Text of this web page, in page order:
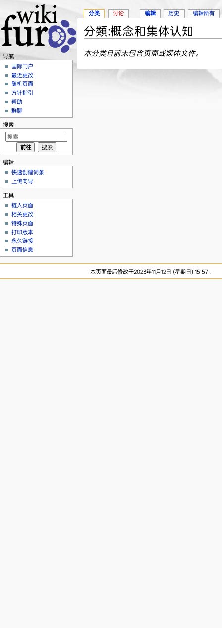
分類:概念和集体认知
本分类目前未包含页面或媒体文件。
分类 讨论 编辑 历史 编辑所有
导航
国际门户
最近更改
随机页面
方针指引
帮助
群聊
搜索
编辑
快速创建词条
上传向导
工具
链入页面
相关更改
特殊页面
打印版本
永久链接
页面信息
本页面最后修改于2023年11月12日 (星期日) 15:57。